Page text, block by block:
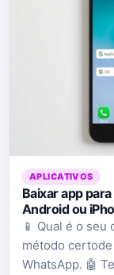
APLICATIVOS
Baixar app
Android ou
📱 Qual é o seu
método
WhatsApp. 🤖